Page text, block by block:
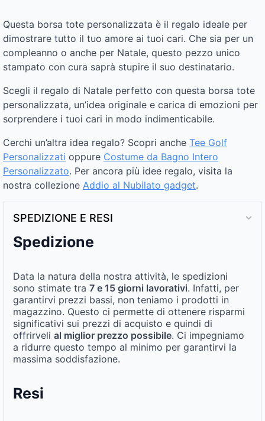
Questa borsa tote personalizzata è il regalo ideale per
dimostrare tutto il tuo amore ai tuoi cari. Che sia per un
compleanno o anche per Natale, questo pezzo unico
stampato con cura saprà stupire il suo destinatario.
Scegli il regalo di Natale perfetto con questa borsa tote
personalizzata, un’idea originale e carica di emozioni per
sorprendere i tuoi cari in modo indimenticabile.
Cerchi un’altra idea regalo? Scopri anche Tee Golf
Personalizzati oppure Costume da Bagno Intero
Personalizzato. Per ancora più idee regalo, visita la
nostra collezione Addio al Nubilato gadget.
SPEDIZIONE E RESI
Spedizione
Data la natura della nostra attività, le spedizioni
sono stimate tra 7 e 15 giorni lavorativi. Infatti, per
garantirvi prezzi bassi, non teniamo i prodotti in
magazzino. Questo ci permette di ottenere risparmi
significativi sui prezzi di acquisto e quindi di
offrirveli al miglior prezzo possibile. Ci impegniamo
a ridurre questo tempo al minimo per garantirvi la
massima soddisfazione.
Resi